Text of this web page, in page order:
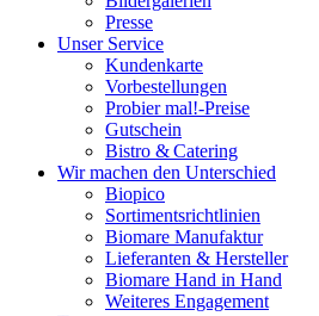
Presse
Unser Service
Kundenkarte
Vorbestellungen
Probier mal!-Preise
Gutschein
Bistro & Catering
Wir machen den Unterschied
Biopico
Sortimentsrichtlinien
Biomare Manufaktur
Lieferanten & Hersteller
Biomare Hand in Hand
Weiteres Engagement